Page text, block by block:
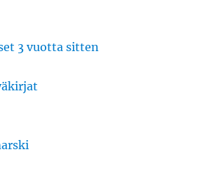
3 vuotta sitten